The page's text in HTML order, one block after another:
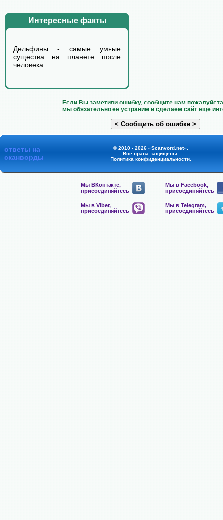
Интересные факты
Дельфины - самые умные
существа на планете после
человека
Если Вы заметили ошибку, сообщите нам
мы обязательно ее устраним и сделаем сайт еще
ответы на
сканворды
© 2010 - 2026 «Scanvord.net».
Все права защищены.
Политика конфиденциальности.
Мы ВКонтакте,
присоединяйтесь
Мы в Facebook,
присоединяйтесь
Мы в Viber,
присоединяйтесь
Мы в Telegram,
присоединяйтесь